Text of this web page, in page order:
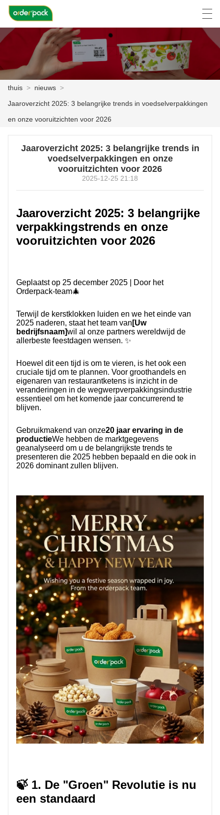
CONTACT MET ONS
Deutsch
thuis > nieuws >
Jaaroverzicht 2025: 3 belangrijke trends in voedselverpakkingen
en onze vooruitzichten voor 2026
Jaaroverzicht 2025: 3 belangrijke trends in
voedselverpakkingen en onze
vooruitzichten voor 2026
2025-12-25 21:18
Jaaroverzicht 2025: 3 belangrijke
verpakkingstrends en onze
vooruitzichten voor 2026
Geplaatst op 25 december 2025 | Door het
Orderpack-team🎄
Terwijl de kerstklokken luiden en we het einde van
2025 naderen, staat het team van [Uw
bedrijfsnaam]wil al onze partners wereldwijd de
allerbeste feestdagen wensen. ✨
Hoewel dit een tijd is om te vieren, is het ook een
cruciale tijd om te plannen. Voor groothandels en
eigenaren van restaurantketens is inzicht in de
veranderingen in de wegwerpverpakkingsindustrie
essentieel om het komende jaar concurrerend te
blijven.
Gebruikmakend van onze20 jaar ervaring in de
productieWe hebben de marktgegevens
geanalyseerd om u de belangrijkste trends te
presenteren die 2025 hebben bepaald en die ook in
2026 dominant zullen blijven.
🍃 1. De "Groen" Revolutie is nu
een standaard